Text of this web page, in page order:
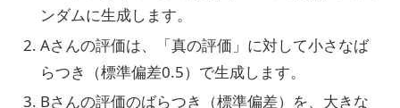
ンダムに生成します。
Aさんの評価は、「真の評価」に対して小さなば
らつき（標準偏差0.5）で生成します。
Bさんの評価のばらつき（標準偏差）を、大きな